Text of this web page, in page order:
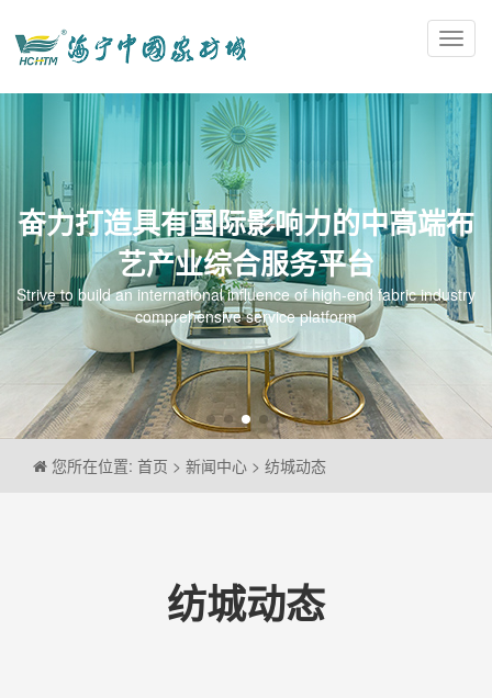
奋力打造具有国际影响力的中高端布
艺产业综合服务平台
Strive to build an international influence of high-end fabric industry
comprehensive service platform
您所在位置: 首页 > 新闻中心 > 纺城动态
纺城动态